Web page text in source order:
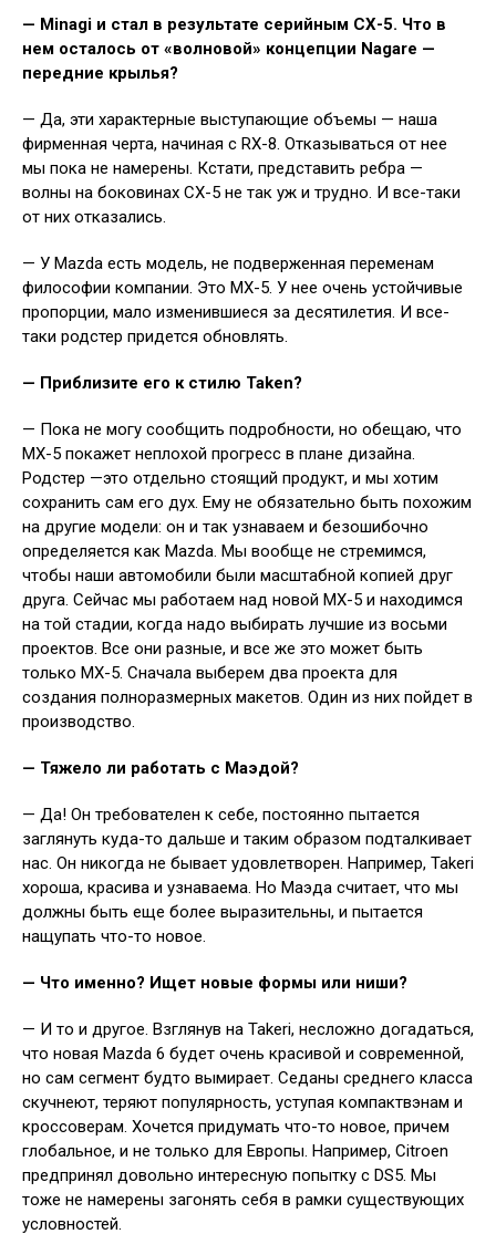
— Minagi и стал в результате серийным СХ-5. Что в
нем осталось от «волновой» концепции Nagare —
передние крылья?
— Да, эти характерные выступающие объемы — наша
фирменная черта, начиная с RX-8. Отказываться от нее
мы пока не намерены. Кстати, представить ребра —
волны на боковинах СХ-5 не так уж и трудно. И все-таки
от них отказались.
— У Mazda есть модель, не подверженная переменам
философии компании. Это MX-5. У нее очень устойчивые
пропорции, мало изменившиеся за десятилетия. И все-
таки родстер придется обновлять.
— Приблизите его к стилю Taken?
— Пока не могу сообщить подробности, но обещаю, что
МХ-5 покажет неплохой прогресс в плане дизайна.
Родстер —это отдельно стоящий продукт, и мы хотим
сохранить сам его дух. Ему не обязательно быть похожим
на другие модели: он и так узнаваем и безошибочно
определяется как Mazda. Мы вообще не стремимся,
чтобы наши автомобили были масштабной копией друг
друга. Сейчас мы работаем над новой МХ-5 и находимся
на той стадии, когда надо выбирать лучшие из восьми
проектов. Все они разные, и все же это может быть
только МХ-5. Сначала выберем два проекта для
создания полноразмерных макетов. Один из них пойдет в
производство.
— Тяжело ли работать с Маэдой?
— Да! Он требователен к себе, постоянно пытается
заглянуть куда-то дальше и таким образом подталкивает
нас. Он никогда не бывает удовлетворен. Например, Takeri
хороша, красива и узнаваема. Но Маэда считает, что мы
должны быть еще более выразительны, и пытается
нащупать что-то новое.
— Что именно? Ищет новые формы или ниши?
— И то и другое. Взглянув на Takeri, несложно догадаться,
что новая Mazda 6 будет очень красивой и современной,
но сам сегмент будто вымирает. Седаны среднего класса
скучнеют, теряют популярность, уступая компактвэнам и
кроссоверам. Хочется придумать что-то новое, причем
глобальное, и не только для Европы. Например, Citroen
предпринял довольно интересную попытку с DS5. Мы
тоже не намерены загонять себя в рамки существующих
условностей.